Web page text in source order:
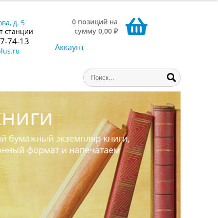
д. 5
станции
74-13
0 позиций на
сумму 0,00 ₽
Аккаунт